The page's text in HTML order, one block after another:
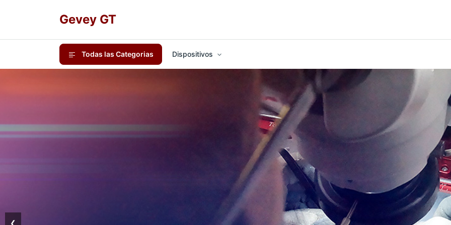
Gevey GT
Todas las Categorias Dispositivos
❮